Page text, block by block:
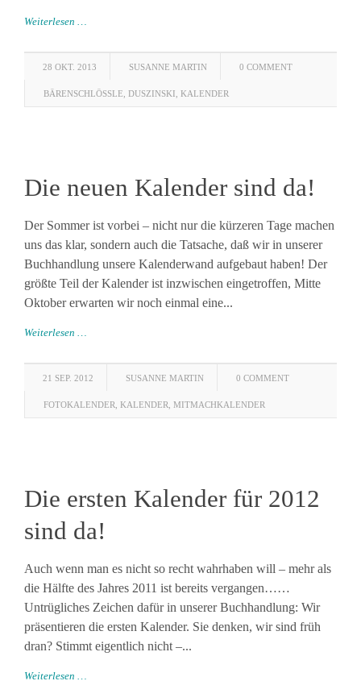
Weiterlesen …
28 OKT. 2013 SUSANNE MARTIN 0 COMMENT
BÄRENSCHLÖSSLE DUSZINSKI KALENDER
Die neuen Kalender sind da!
Der Sommer ist vorbei – nicht nur die kürzeren Tage machen
uns das klar, sondern auch die Tatsache, daß wir in unserer
Buchhandlung unsere Kalenderwand aufgebaut haben! Der
größte Teil der Kalender ist inzwischen eingetroffen, Mitte
Oktober erwarten wir noch einmal eine...
Weiterlesen …
21 SEP. 2012 SUSANNE MARTIN 0 COMMENT
FOTOKALENDER KALENDER MITMACHKALENDER
Die ersten Kalender für 2012
sind da!
Auch wenn man es nicht so recht wahrhaben will – mehr als
die Hälfte des Jahres 2011 ist bereits vergangen……
Untrügliches Zeichen dafür in unserer Buchhandlung: Wir
präsentieren die ersten Kalender. Sie denken, wir sind früh
dran? Stimmt eigentlich nicht –...
Weiterlesen …